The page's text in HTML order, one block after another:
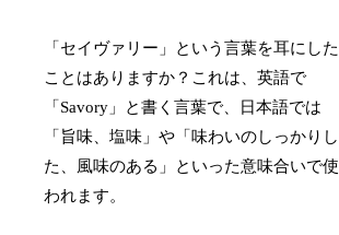
「セイヴァリー」という言葉を耳にした
ことはありますか？これは、英語で
「Savory」と書く言葉で、日本語では
「旨味、塩味」や「味わいのしっかりし
た、風味のある」といった意味合いで使
われます。